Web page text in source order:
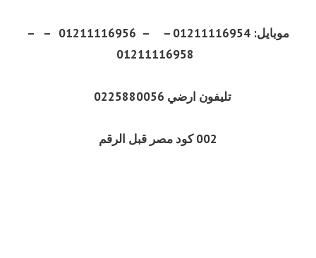
موبايل: 01211116954 – – 01211116956 – –
تليفون ارضي 0225880056
002 كود مصر قبل الرقم